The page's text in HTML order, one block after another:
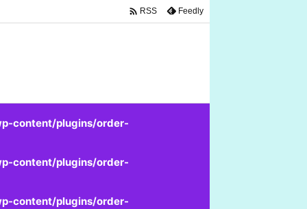
content/plugins/order-
content/plugins/order-
content/plugins/order-
 RSS Feedly